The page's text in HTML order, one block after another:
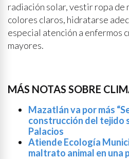
radiación solar, vestir ropa de
colores claros, hidratarse
especial atención a enfermos
mayores.
MÁS NOTAS SOBRE
Mazatlán va por más
construcción del tejido
Palacios
Atiende Ecología
maltrato animal en una